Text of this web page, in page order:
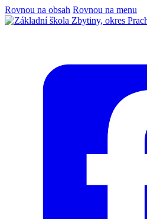
Rovnou na obsah Rovnou na menu